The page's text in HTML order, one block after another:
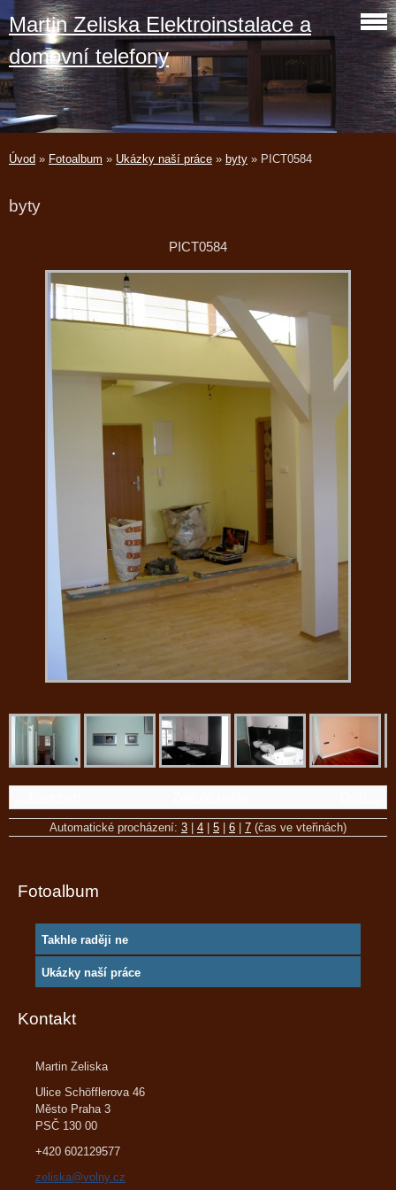
Martin Zeliska Elektroinstalace a
domovní telefony
Úvod » Fotoalbum » Ukázky naší práce » byty » PICT0584
byty
PICT0584
Automatické procházení: 3 4 5 6 7 (čas ve vteřinách)
Fotoalbum
Takhle raději ne
Ukázky naší práce
Kontakt
Martin Zeliska
Ulice Schöfflerova 46
Město Praha 3
PSČ 130 00
+420 602129577
zeliska@volny.cz